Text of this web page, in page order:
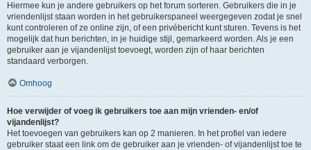
Hiermee kun je andere gebruikers op het forum sorteren. Gebruikers die in je
vriendenlijst staan worden in het gebruikerspaneel weergegeven zodat je snel
kunt controleren of ze online zijn, of een privébericht kunt sturen. Tevens is het
mogelijk dat hun berichten, in je huidige stijl, gemarkeerd worden. Als je een
gebruiker aan je vijandenlijst toevoegt, worden zijn of haar berichten
standaard verborgen.
Omhoog
Hoe verwijder of voeg ik gebruikers toe aan mijn vrienden- en/of
vijandenlijst?
Het toevoegen van gebruikers kan op 2 manieren. In het profiel van iedere
gebruiker staat een link om de gebruiker aan je vrienden- of vijandenlijst toe te